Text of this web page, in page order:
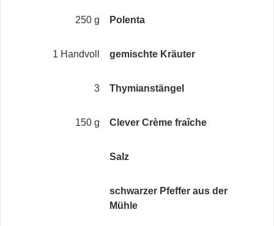
250 g Polenta
1 Handvoll gemischte Kräuter
3 Thymianstängel
150 g Clever Crème fraîche
Salz
schwarzer Pfeffer aus der
Mühle